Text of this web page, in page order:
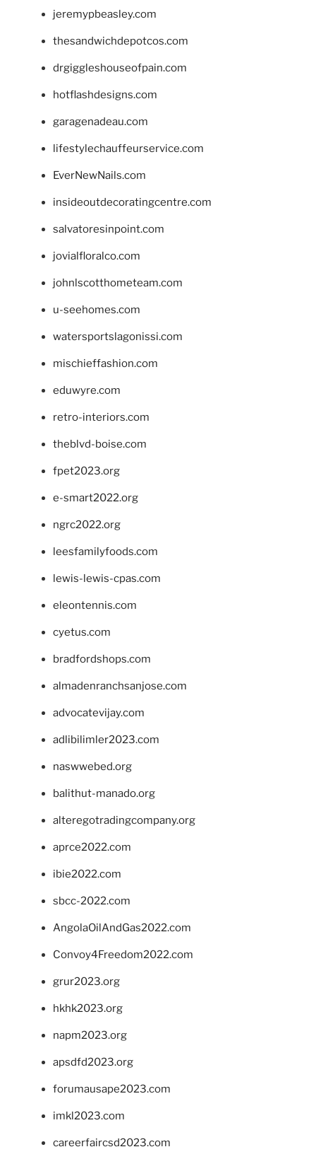
jeremypbeasley.com
thesandwichdepotcos.com
drgiggleshouseofpain.com
hotflashdesigns.com
garagenadeau.com
lifestylechauffeurservice.com
EverNewNails.com
insideoutdecoratingcentre.com
salvatoresinpoint.com
jovialfloralco.com
johnlscotthometeam.com
u-seehomes.com
watersportslagonissi.com
mischieffashion.com
eduwyre.com
retro-interiors.com
theblvd-boise.com
fpet2023.org
e-smart2022.org
ngrc2022.org
leesfamilyfoods.com
lewis-lewis-cpas.com
eleontennis.com
cyetus.com
bradfordshops.com
almadenranchsanjose.com
advocatevijay.com
adlibilimler2023.com
naswwebed.org
balithut-manado.org
alteregotradingcompany.org
aprce2022.com
ibie2022.com
sbcc-2022.com
AngolaOilAndGas2022.com
Convoy4Freedom2022.com
grur2023.org
hkhk2023.org
napm2023.org
apsdfd2023.org
forumausape2023.com
imkl2023.com
careerfaircsd2023.com